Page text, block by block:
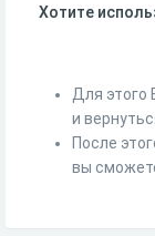
Хотите
Для этого
и
После
вы